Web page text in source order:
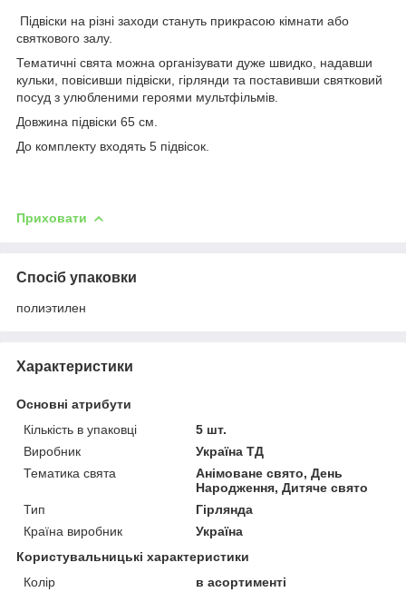
Підвіски на різні заходи стануть прикрасою кімнати або
святкового залу.
Тематичні свята можна організувати дуже швидко, надавши
кульки, повісивши підвіски, гірлянди та поставивши святковий
посуд з улюбленими героями мультфільмів.
Довжина підвіски 65 см.
До комплекту входять 5 підвісок.
Приховати
Спосіб упаковки
полиэтилен
Характеристики
Основні атрибути
Кількість в упаковці
5 шт.
Виробник
Україна ТД
Тематика свята
Анімоване свято, День
Народження, Дитяче свято
Тип
Гірлянда
Країна виробник
Україна
Користувальницькі характеристики
Колір
в асортименті